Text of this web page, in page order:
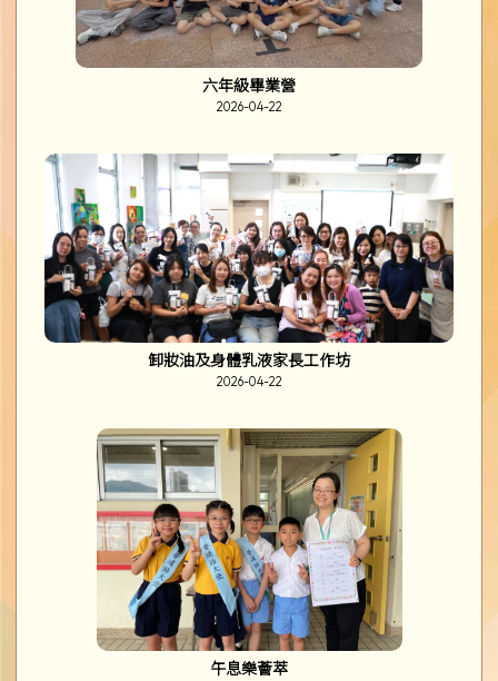
六年級畢業營
2026-04-22
卸妝油及身體乳液家長工作坊
2026-04-22
午息樂薈萃